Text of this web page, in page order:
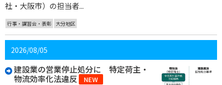
社・大阪市）の担当者...
行事・講習会・表彰 大分地区
2026/08/05
建設業の営業停止処分に 特定荷主・
物流効率化法違反 NEW